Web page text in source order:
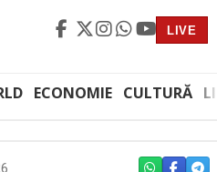
LIVE
ECONOMIE CULTURĂ